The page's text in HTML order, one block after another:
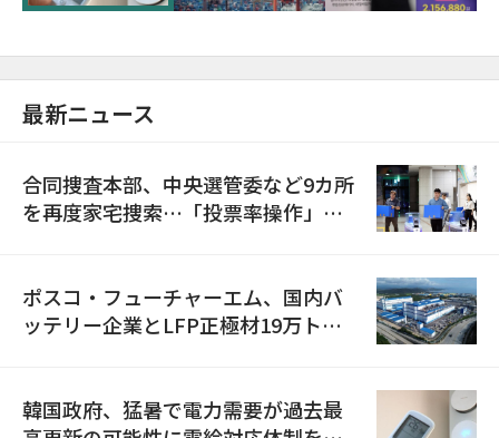
最新ニュース
合同捜査本部、中央選管委など9カ所
を再度家宅捜索…「投票率操作」の
ポスコ・フューチャーエム、国内バ
ッテリー企業とLFP正極材19万トン
韓国政府、猛暑で電力需要が過去最